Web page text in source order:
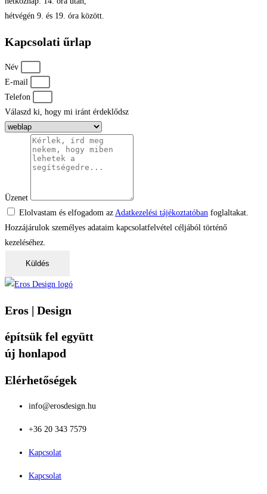
hétvégén 9. és 19. óra között.
Kapcsolati űrlap
Név
E-mail
Telefon
Válaszd ki, hogy mi iránt érdeklődsz
Üzenet
Elolvastam és elfogadom az Adatkezelési tájékoztatóban foglaltakat.
Hozzájárulok személyes adataim kapcsolatfelvétel céljából történő
kezeléséhez.
Küldés
Eros | Design
építsük fel együtt
új honlapod
Elérhetőségek
info@erosdesign.hu
+36 20 343 7579
Kapcsolat
Kapcsolat